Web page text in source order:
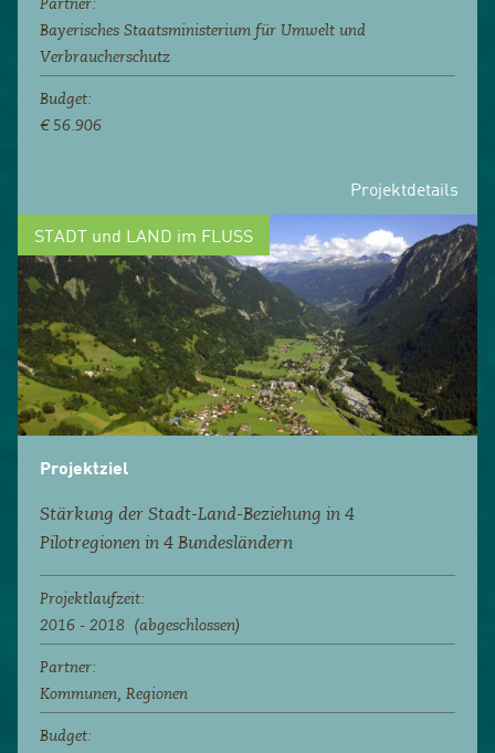
Bayerisches Staatsministerium für Umwelt und
Verbraucherschutz
Budget:
€ 56.906
Projektdetails
STADT und LAND im FLUSS
Projektziel
Stärkung der Stadt-Land-Beziehung in 4
Pilotregionen in 4 Bundesländern
Projektlaufzeit:
2016 - 2018 (abgeschlossen)
Partner:
Kommunen, Regionen
Budget: